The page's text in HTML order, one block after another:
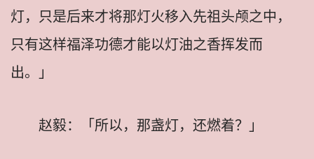
灯，只是后来才将那灯火移入先祖头颅之中，
只有这样福泽功德才能以灯油之香挥发而
出。」
赵毅：「所以，那盏灯，还燃着？」